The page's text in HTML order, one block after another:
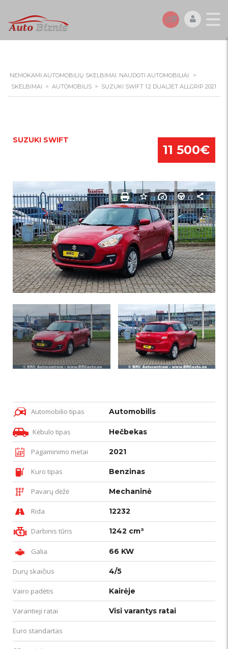
NEMOKAMI AUTOMOBILIŲ SKELBIMAI. NAUDOTI AUTOMOBILIAI. >
SKELBIMAI > AUTOMOBILIS > SUZUKI SWIFT 1.2 DUALJET ALLGRIP 2021
SUZUKI SWIFT
11 500€
Automobilio tipas Automobilis
Kėbulo tipas Hečbekas
Pagaminimo metai 2021
Kuro tipas Benzinas
Pavarų dėžė Mechaninė
Rida 12232
Darbinis tūris 1242 cm³
Galia 66 KW
Durų skaičius 4/5
Vairo padėtis Kairėje
Varantieji ratai Visi varantys ratai
Euro standartas